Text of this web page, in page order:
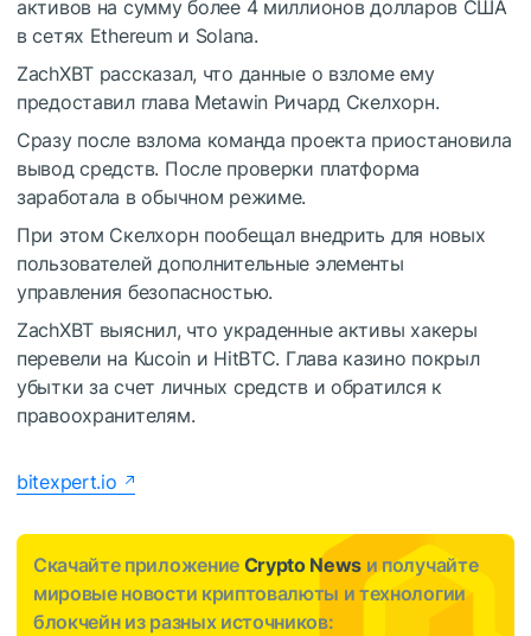
активов на сумму более 4 миллионов долларов США
в сетях Ethereum и Solana.
ZachXBT рассказал, что данные о взломе ему
предоставил глава Metawin Ричард Скелхорн.
Сразу после взлома команда проекта приостановила
вывод средств. После проверки платформа
заработала в обычном режиме.
При этом Скелхорн пообещал внедрить для новых
пользователей дополнительные элементы
управления безопасностью.
ZachXBT выяснил, что украденные активы хакеры
перевели на Kucoin и HitBTC. Глава казино покрыл
убытки за счет личных средств и обратился к
правоохранителям.
bitexpert.io
Скачайте приложение Crypto News и получайте
мировые новости криптовалюты и технологии
блокчейн из разных источников: